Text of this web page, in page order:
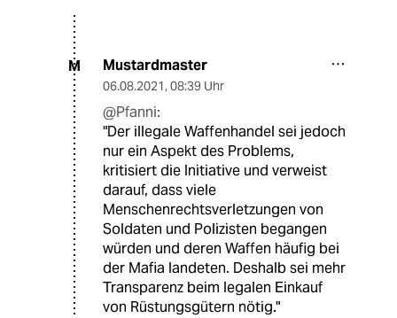
M Mustardmaster
06.08.2021, 08:39 Uhr
@Pfanni:
"Der illegale Waffenhandel sei jedoch
nur ein Aspekt des Problems,
kritisiert die Initiative und verweist
darauf, dass viele
Menschenrechtsverletzungen von
Soldaten und Polizisten begangen
würden und deren Waffen häufig bei
der Mafia landeten. Deshalb sei mehr
Transparenz beim legalen Einkauf
von Rüstungsgütern nötig."